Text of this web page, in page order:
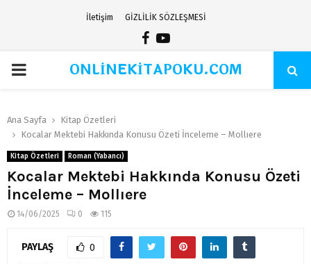
İletişim GİZLİLİK SÖZLEŞMESİ
Facebook
Youtube
PRIMARYONLİNEKİTAPOKU.COM
Ana Sayfa
Kitap Özetleri
Kocalar Mektebi Hakkında Konusu Özeti İnceleme – Mollıere
Kitap Özetleri Roman (Yabancı)
Kocalar Mektebi Hakkında Konusu Özeti
İnceleme – Mollıere
14/06/2025 0 115
PAYLAŞ 0